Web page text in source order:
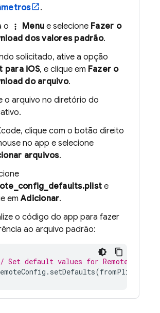
.
o
more_vert Menu e selecione Fazer o
dos valores padrão.
solicitado, ative a opção
para iOS, e clique em Fazer o
do arquivo.
o arquivo no diretório do
clique com o botão direito
no app e selecione
arquivos.
e
emAdicionar.
o código do app para fazer
ao arquivo padrão:
Set default values for Remote Config
. setDefaults(fromPlist